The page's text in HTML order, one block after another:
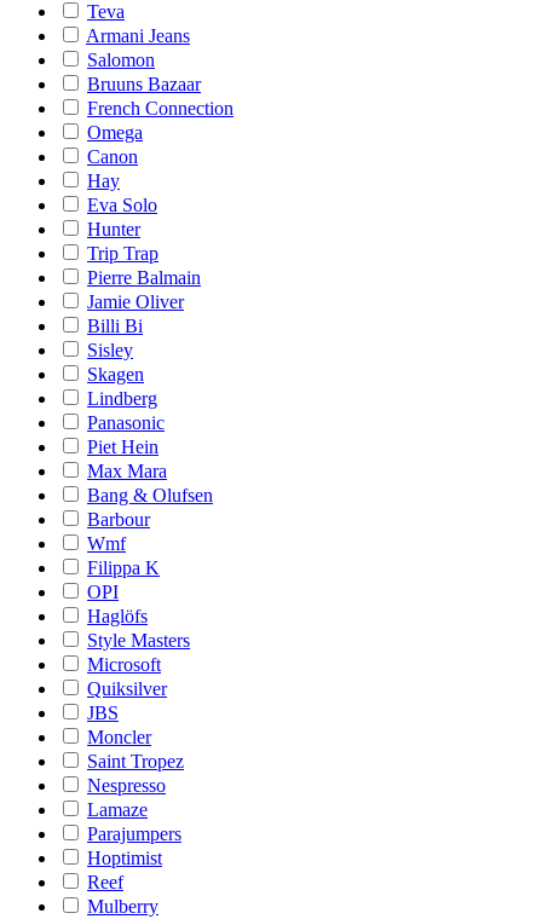
Teva
Armani Jeans
Salomon
Bruuns Bazaar
French Connection
Omega
Canon
Hay
Eva Solo
Hunter
Trip Trap
Pierre Balmain
Jamie Oliver
Billi Bi
Sisley
Skagen
Lindberg
Panasonic
Piet Hein
Max Mara
Bang & Olufsen
Barbour
Wmf
Filippa K
OPI
Haglöfs
Style Masters
Microsoft
Quiksilver
JBS
Moncler
Saint Tropez
Nespresso
Lamaze
Parajumpers
Hoptimist
Reef
Mulberry